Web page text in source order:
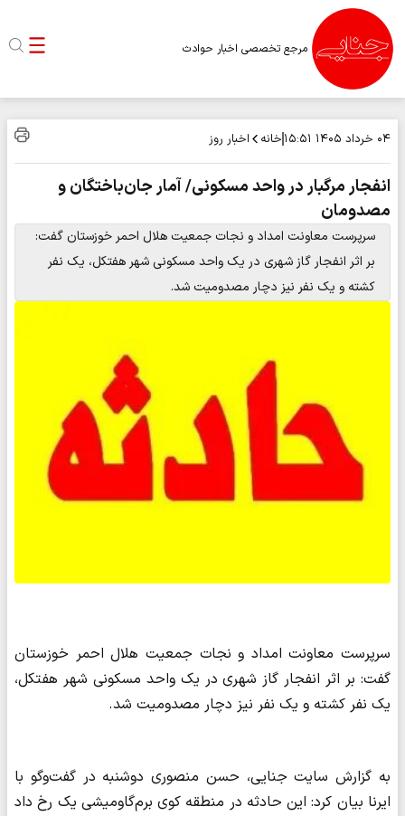
مرجع تخصصی اخبار حوادث
۰۴ خرداد ۱۴۰۵ ۱۵:۵۱ خانه اخبار روز
انفجار مرگبار در واحد مسکونی/ آمار جان‌باختگان و
مصدومان
سرپرست معاونت امداد و نجات جمعیت هلال احمر خوزستان گفت:
بر اثر انفجار گاز شهری در یک واحد مسکونی شهر هفتکل، یک نفر
کشته و یک نفر نیز دچار مصدومیت شد.
سرپرست معاونت امداد و نجات جمعیت هلال احمر خوزستان
گفت: بر اثر انفجار گاز شهری در یک واحد مسکونی شهر هفتکل،
یک نفر کشته و یک نفر نیز دچار مصدومیت شد.
به گزارش سایت جنایی، حسن منصوری دوشنبه در گفت‌وگو با
ایرنا بیان کرد: این حادثه در منطقه کوی برم‌گاومیشی یک رخ داد